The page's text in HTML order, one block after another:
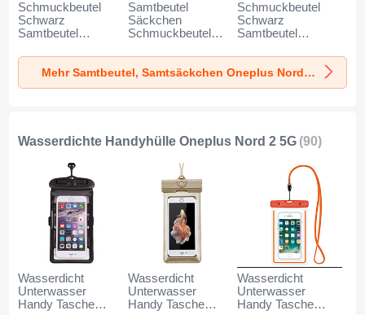
Schmuckbeutel
Schwarz
Samtbeutel
Universal K02 für
Oneplus Nord 2 5G
Grau
Samtbeutel
Säckchen
Schmuckbeutel
für Oneplus Nord 2
5G Grau
Schmuckbeutel
Schwarz
Samtbeutel
Universal S05 für
Oneplus Nord 2 5G
Braun
Mehr Samtbeutel, Samtsäckchen Oneplus Nord 2 5G
Wasserdichte Handyhülle Oneplus Nord 2 5G (90)
Wasserdicht
Unterwasser
Handy Tasche
Wasserdicht
Unterwasser
Handy Tasche
Wasserdicht
Unterwasser
Handy Tasche